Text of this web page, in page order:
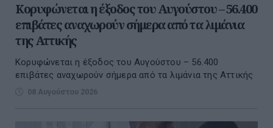
Κορυφώνεται η έξοδος του Αυγούστου – 56.400
επιβάτες αναχωρούν σήμερα από τα λιμάνια
της Αττικής
Κορυφώνεται η έξοδος του Αυγούστου – 56.400
επιβάτες αναχωρούν σήμερα από τα λιμάνια της Αττικής
08 Αυγούστου 2026